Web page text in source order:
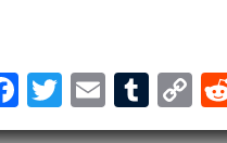
F
a T
wE
mT
u C
o